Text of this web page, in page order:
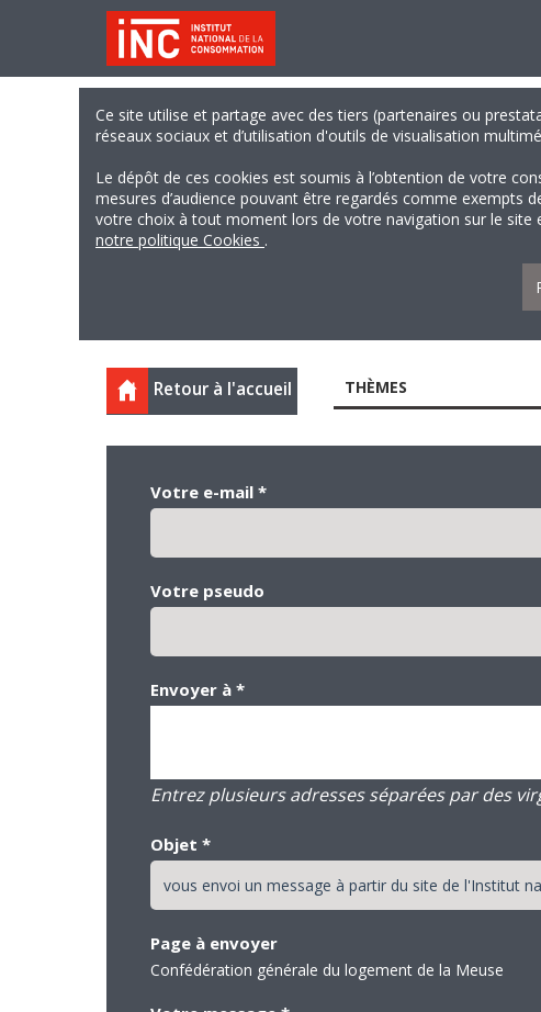
Ce site utilise et partage avec des tiers (partenaires ou
réseaux sociaux et d’utilisation d'outils de visualisation
Le dépôt de ces cookies est soumis à l’obtention de votre
mesures d’audience pouvant être regardés comme
votre choix à tout moment lors de votre navigation sur le site
notre politique Cookies .
Retour à l'accueil THÈMES
Votre e-mail *
Votre pseudo
Envoyer à *
Entrez plusieurs adresses séparées par des
Objet *
Page à envoyer
Confédération générale du logement de la Meuse